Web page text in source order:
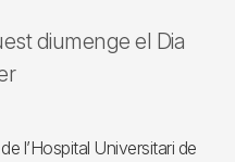
diumenge el Dia
l’Hospital Universitari de